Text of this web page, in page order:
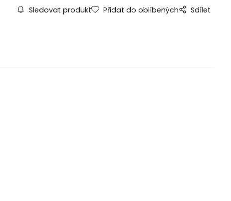
Sledovat produkt Přidat do oblíbených Sdílet